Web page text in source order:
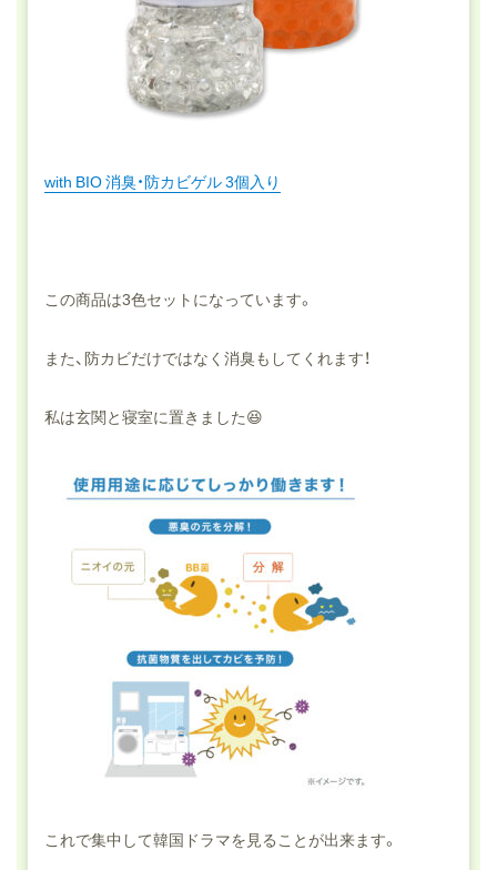
with BIO 消臭・防カビゲル 3個入り
この商品は3色セットになっています。
また、防カビだけではなく消臭もしてくれます！
私は玄関と寝室に置きました😆
これで集中して韓国ドラマを見ることが出来ます。